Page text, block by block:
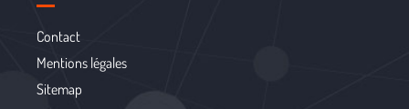
Contact
Mentions légales
Sitemap